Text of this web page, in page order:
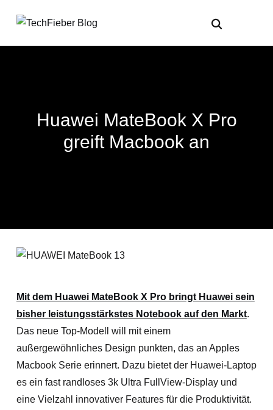
Huawei MateBook X Pro
greift Macbook an
Mit dem Huawei MateBook X Pro bringt Huawei sein
bisher leistungsstärkstes Notebook auf den Markt.
Das neue Top-Modell will mit einem
außergewöhnliches Design punkten, das an Apples
Macbook Serie erinnert. Dazu bietet der Huawei-Laptop
es ein fast randloses 3k Ultra FullView-Display und
eine Vielzahl innovativer Features für die Produktivität.